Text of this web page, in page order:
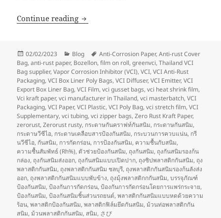
Continue reading การเลือก VCI Film & VCI Paper
Posted
on
02/02/2023 Categories
Blog Tags
Anti-Corrosion Paper,Anti-rust Cover
Bag,anti-rust paper, Bozellon,film on roll,greenvci,Thailand VCI
Bag supplier,Vapor Corrosion Inhibitor (VCI),VCI,VCI Anti-Rust
Packaging,VCI Box Liner Poly Bags,VCI Diffuser,VCI Emitter,VCI
Export Box Liner Bag,VCI Film,vci gusset bags,vci heat shrink film,
Vci kraft paper,vci manufacturer in Thailand,vci masterbatch,VCI
Packaging,VCI Paper,VCI Plastic,VCI Poly Bag,vci stretch film,VCI
Supplementary,vci tubing,vci zipper bags,Zero Rust Kraft Paper,
zerorust,Zerorust rusty, กระดาษกันคราฟท์กันสนิม, กระดาษกันสนิม,
กระดาษวีซีไอ, กระดาษเคลือบสารป้องกันสนิม, กระบวนการควบแน่น, กรี
นวีซีไอ, กันสนิม, การกัดกร่อน, การป้องกันสนิม, ความชื้นกับสนิม,
ความชื้นสัมพัทธ์ (Rh%), ตัวช่วยป้องกันสนิม, ถุงกันสนิม, ถุงกันสนิมรองก้น
กล่อง, ถุงกันสนิมส่งออก, ถุงกันสนิมแบบเปิดปาก, ถุงซิปพลาสติกกันสนิม, ถุง
พลาสติกกันสนิม, ถุงพลาสติกกันสนิม ชลบุรี, ถุงพลาสติกกันสนิมรองก้นลังส่ง
ออก, ถุงพลาสติกกันสนิมแบบพับข้าง, ถุงมุ้งพลาสติกกกันสนิม,บรรจุภัณฑ์
ป้องกันสนิม,ป้องกันการกัดกร่อน,ป้องกันการกัดกร่อนโดยการแพร่กระจาย,
ป้องกันสนิม,ป้องกันสนิมชิ้นส่วนรถยนต์,พลาสติกกันสนิมแบบหดด้วยความ
ร้อน,พลาสติกป้องกันสนิม,พลาสติกฟิล์มยึดกันสนิม,ม้วนท่อพลาสติกกัน
สนิม,ม้วนพลาสติกกันสนิม, สนิม, さび